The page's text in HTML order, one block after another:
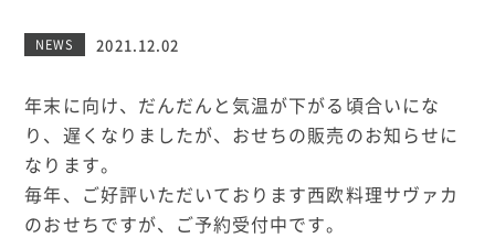
NEWS 2021.12.02
年末に向け、だんだんと気温が下がる頃合いにな
り、遅くなりましたが、おせちの販売のお知らせに
なります。
毎年、ご好評いただいております西欧料理サヴァカ
のおせちですが、ご予約受付中です。